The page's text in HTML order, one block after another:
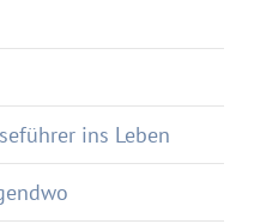
ins Leben